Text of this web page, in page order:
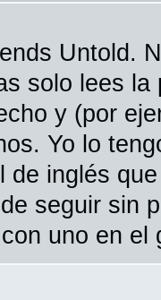
Untold.
solo lees
y (por
Yo lo
de inglés
seguir sin
uno en el